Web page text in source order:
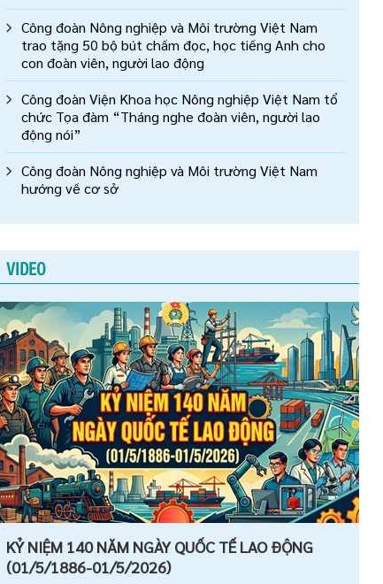
Công đoàn Nông nghiệp và Môi trường Việt Nam
trao tặng 50 bộ bút chấm đọc, học tiếng Anh cho
con đoàn viên, người lao động
Công đoàn Viện Khoa học Nông nghiệp Việt Nam tổ
chức Tọa đàm “Tháng nghe đoàn viên, người lao
động nói”
Công đoàn Nông nghiệp và Môi trường Việt Nam
hướng về cơ sở
VIDEO
KỶ NIỆM 140 NĂM NGÀY QUỐC TẾ LAO ĐỘNG
(01/5/1886-01/5/2026)